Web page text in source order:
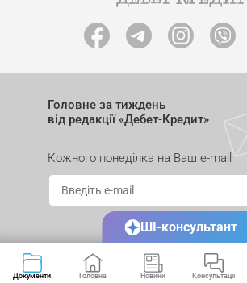
Головне за тиждень
від редакції «Дебет-Кредит»
Кожного понеділка на Ваш e-mail
Документи Головна Новини Консультації
ШІ-консультант